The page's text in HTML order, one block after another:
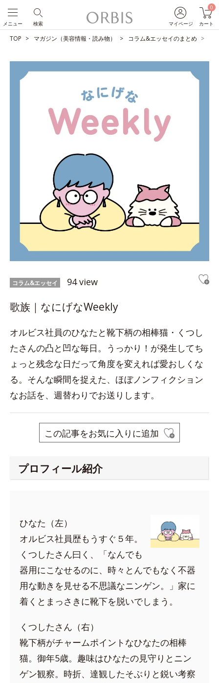
マイページ
0
カート
検索
メニュー
TOP マガジン（美容情報・読み物） コラム&エッセイのまとめ
コラム&エッセイ 94 view
歌族｜なにげなWeekly
オルビス社員のひなたと靴下柄の相棒猫・くつし
たさんの凸と凹な毎日。うっかり！が発生してち
ょっと残念な日だって角度を変えれば愛おしくな
る。そんな瞬間を捉えた、ほぼノンフィクション
なお話を、週替わりでお送りします。
この記事をお気に入りに追加
プロフィール紹介
ひなた（左）
オルビス社員歴もうすぐ５年。
くつしたさん曰く、「なんでも
器用にこなせるのに、時々とんでもなく不器
用な動きを見せる不思議なニンゲン。」家に
着くとまっさきに靴下を脱いでしまう。
くつしたさん（右）
靴下柄がチャームポイントなひなたの相棒
猫。御年5歳。趣味はひなたの見守りとニン
ゲン観察。時折、達観したそぶりと鋭い考察